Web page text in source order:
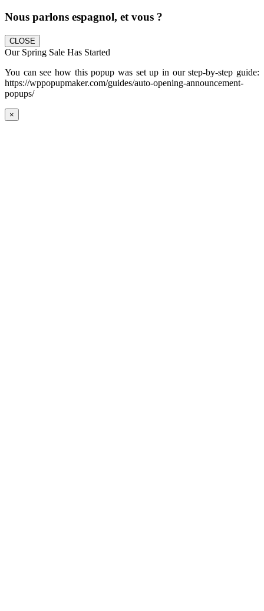
Nous parlons espagnol, et vous ?
CLOSE
Our Spring Sale Has Started
You can see how this popup was set up in our step-by-step guide:
https://wppopupmaker.com/guides/auto-opening-announcement-
popups/
×